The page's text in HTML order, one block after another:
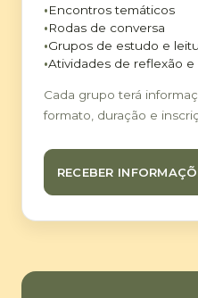
Encontros temáticos
Rodas de conversa
Grupos de estudo e
Atividades de reflexão
Cada grupo terá
formato, duração e
RECEBER